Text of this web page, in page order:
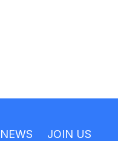
NEWS JOIN US